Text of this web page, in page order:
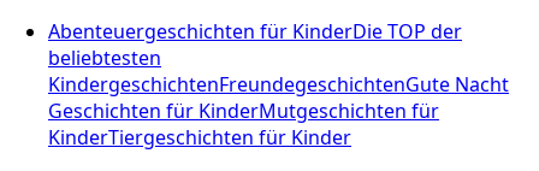
Abenteuergeschichten für KinderDie TOP der
beliebtesten
KindergeschichtenFreundegeschichtenGute Nacht
Geschichten für KinderMutgeschichten für
KinderTiergeschichten für Kinder